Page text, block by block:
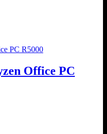
Office PC